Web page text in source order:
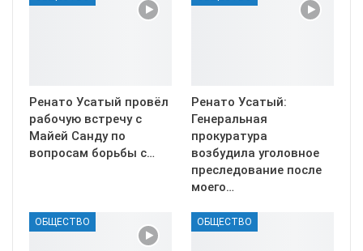
Ренато Усатый провёл
рабочую встречу с
Майей Санду по
вопросам борьбы с…
Ренато Усатый:
Генеральная
прокуратура
возбудила уголовное
преследование после
моего…
ОБЩЕСТВО ОБЩЕСТВО